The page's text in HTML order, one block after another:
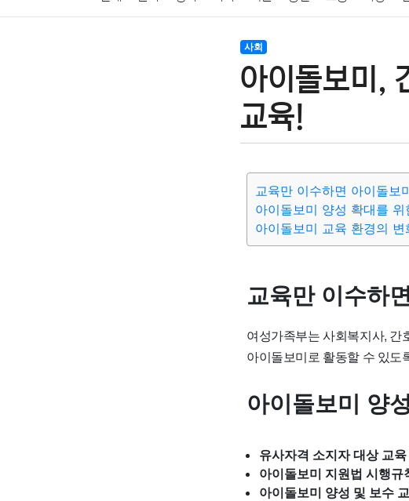
결혼 육아
기술 종교 사회
사회
아이돌보미,
교육!
교육만 이수하면 아이돌보
아이돌보미 양성 확대를
아이돌보미 교육 환경의 변
교육만 이수하
여성가족부는 사회복지사, 간
아이돌보미로 활동할 수 있
아이돌보미 양
유사자격 소지자 대상 교
아이돌보미 지원법 시행규
아이돌보미 양성 및 보수